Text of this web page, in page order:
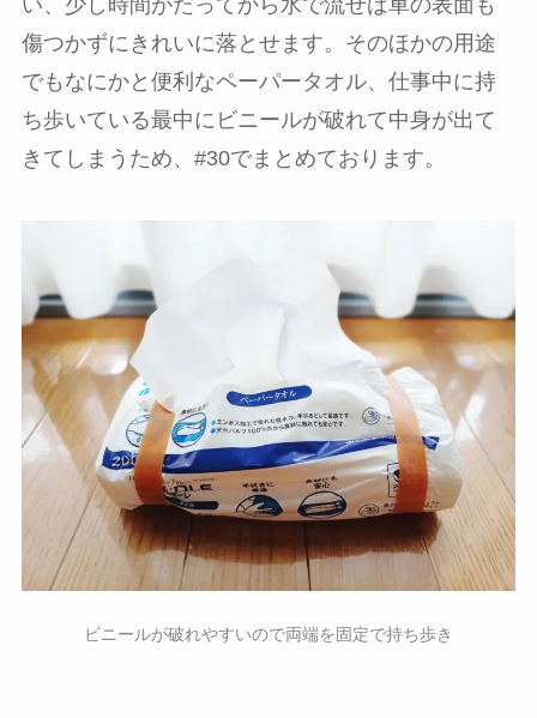
傷つかずにきれいに落とせます。そのほかの用途
でもなにかと便利なペーパータオル、仕事中に持
ち歩いている最中にビニールが破れて中身が出て
きてしまうため、#30でまとめております。
ビニールが破れやすいので両端を固定で持ち歩き